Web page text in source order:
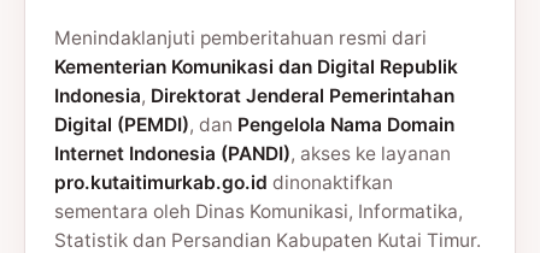
Menindaklanjuti pemberitahuan resmi dari
Kementerian Komunikasi dan Digital Republik
Indonesia, Direktorat Jenderal Pemerintahan
Digital (PEMDI), dan Pengelola Nama Domain
Internet Indonesia (PANDI), akses ke layanan
pro.kutaitimurkab.go.id dinonaktifkan
sementara oleh Dinas Komunikasi, Informatika,
Statistik dan Persandian Kabupaten Kutai Timur.